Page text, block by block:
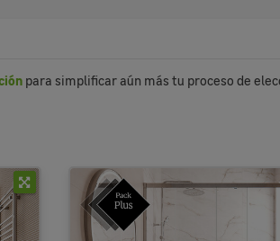
para simplificar aún más tu proceso de